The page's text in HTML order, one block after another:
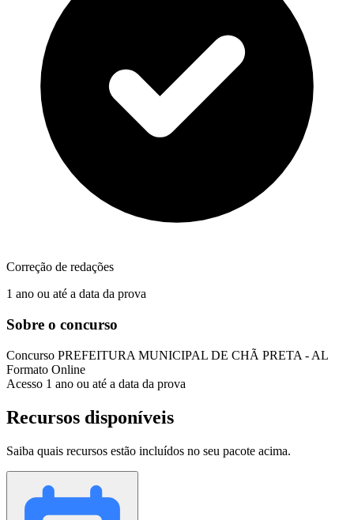
Correção de redações
1 ano ou até a data da prova
Sobre o concurso
Concurso PREFEITURA MUNICIPAL DE CHÃ PRETA - AL
Formato Online
Acesso 1 ano ou até a data da prova
Recursos disponíveis
Saiba quais recursos estão incluídos no seu pacote acima.